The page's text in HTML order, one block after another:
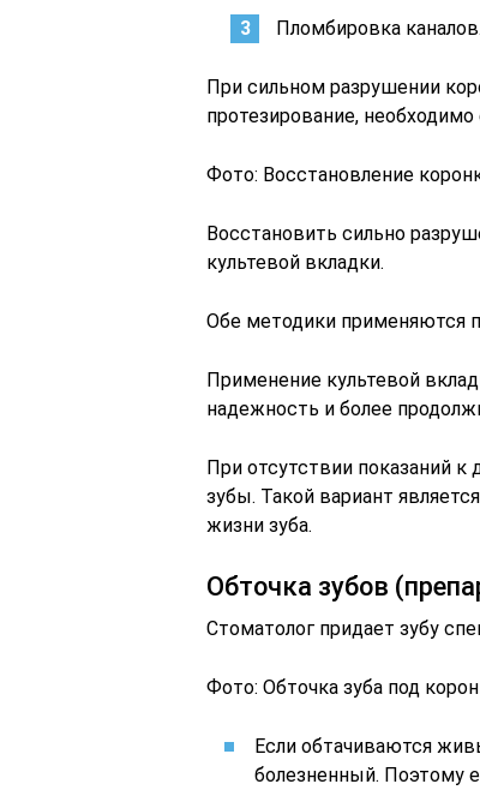
Пломбировка каналов.
При сильном разрушении
протезирование,
Фото: Восстановление
Восстановить сильно
культевой вкладки.
Обе методики применяются
Применение культевой
надежность и более
При отсутствии показаний
зубы. Такой вариант
жизни зуба.
Обточка зубов
Стоматолог придает зубу
Фото: Обточка зуба под
Если обтачиваются
болезненный. Поэтому